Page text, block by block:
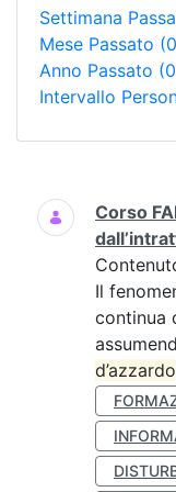
Settimana
Mese Passato
Anno Passato
Intervallo
Ricerca
Corso
Il
continua
d’azzardo